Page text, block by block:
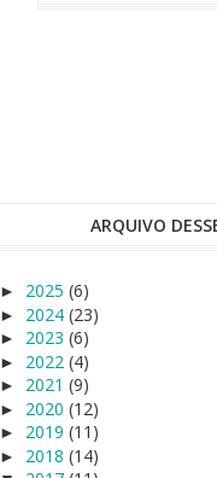
ARQUIVO
► 2025(6)
► 2024(23)
► 2023(6)
► 2022(4)
► 2021(9)
► 2020(12)
► 2019(11)
► 2018(14)